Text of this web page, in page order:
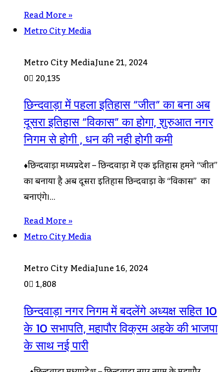
Read More »
Metro City Media
Metro City MediaJune 21, 2024
0 20,135
छिन्दवाड़ा में पहला इतिहास “जीत” का बना अब
दूसरा इतिहास “विकास” का होगा, शुरुआत नगर
निगम से होगी , धन की नही होगी कमी
♦छिन्दवाड़ा मध्यप्रदेश – छिन्दवाड़ा में एक इतिहास हमने “जीत”
का बनाया है अब दूसरा इतिहास छिन्दवाड़ा के “विकास” का
बनाएंगे।…
Read More »
Metro City Media
Metro City MediaJune 16, 2024
0 1,808
छिन्दवाड़ा नगर निगम में बदलेंगे अध्यक्ष सहित 10
के 10 सभापति, महापौर विक्रम अहके की भाजपा
के साथ नई पारी